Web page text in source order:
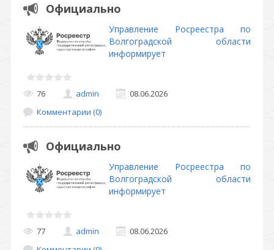
Официально
Управление Росреестра по
Волгоградской области
информирует
76 admin
08.06.2026
Комментарии (0)
Официально
Управление Росреестра по
Волгоградской области
информирует
77 admin
08.06.2026